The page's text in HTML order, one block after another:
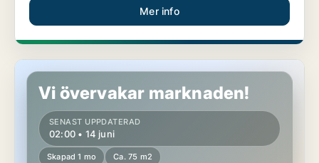
Mer info
Butikslokal i Kirseberg
Vi övervakar marknaden!
SENAST UPPDATERAD
02:00 • 14 juni
Skapad 1 mo Ca. 75 m2